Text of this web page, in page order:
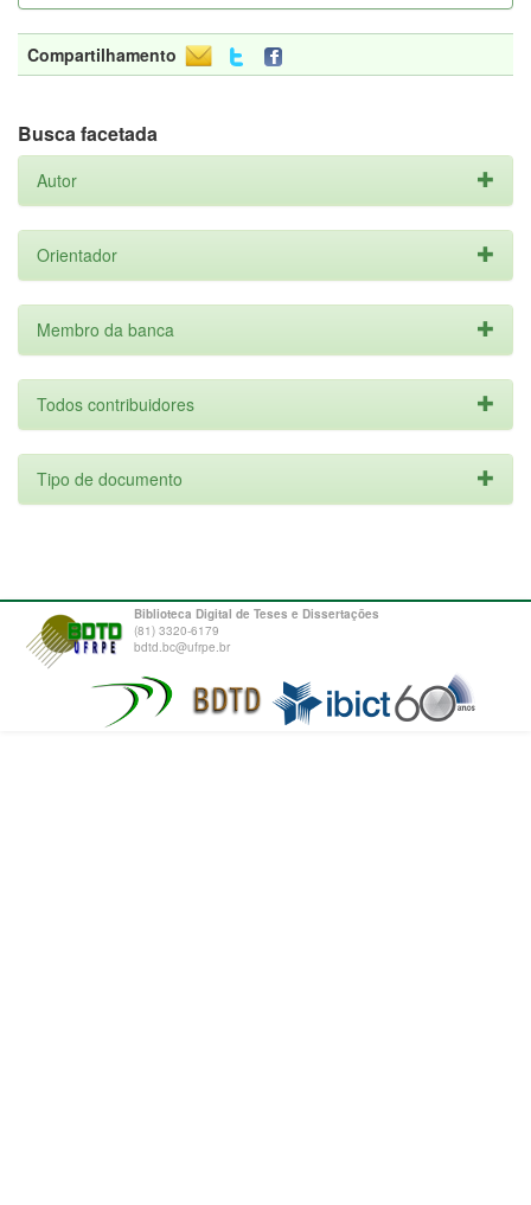
Compartilhamento
Busca facetada
Autor
Orientador
Membro da banca
Todos contribuidores
Tipo de documento
Biblioteca Digital de Teses e Dissertações
(81) 3320-6179
bdtd.bc@ufrpe.br